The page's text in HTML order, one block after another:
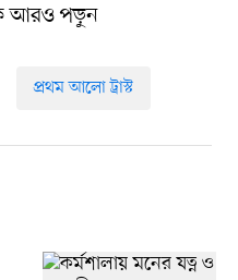
আরও পড়ুন
প্রথম আলো ট্রাস্ট